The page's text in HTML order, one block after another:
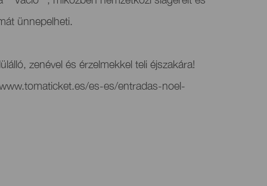
ünnepelheti.
zenével és érzelmekkel teli éjszakára!
es-es/entradas-noel-